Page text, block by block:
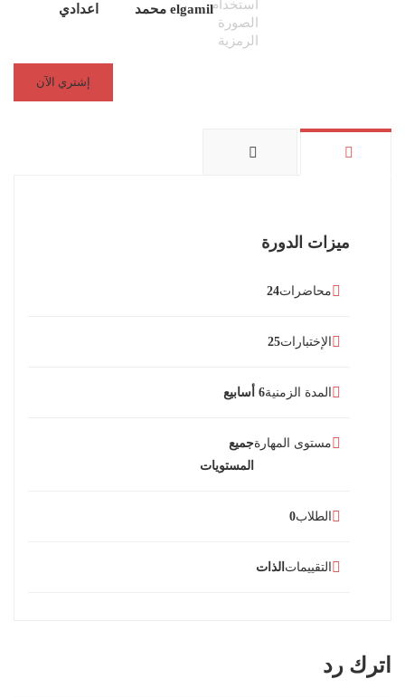
elgamil محمد اعدادي
إشتري الآن
ميزات الدورة
محاضرات24
الإختبارات25
المدة الزمنية6 أسابيع
مستوى المهارةجميع
المستويات
الطلاب0
التقييمات الذات
اترك رد